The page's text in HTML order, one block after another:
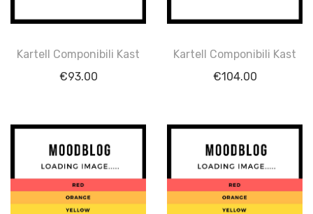
Kartell Componibili Kast
€93.00
Kartell Componibili Kast
€104.00